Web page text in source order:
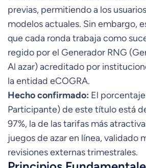
previas, permitiendo a los
modelos actuales. Sin embargo,
que cada ronda trabaja como
regido por el Generador RNG
Al azar) acreditado por
la entidad eCOGRA.
Hecho confirmado: El
Participante) de este título está
97%, la de las tarifas más
juegos de azar en línea, validado
revisiones externas trimestrales.